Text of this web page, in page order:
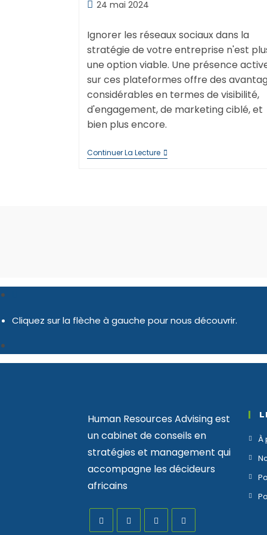
la
Publication
24 mai 2024
Ignorer les réseaux sociaux dans la
stratégie de votre entreprise n'est
une option viable. Une présence
sur ces plateformes offre des
considérables en termes de visibilité,
d'engagement, de marketing ciblé, et
bien plus encore.
Continuer La LecturePourquoi
Votre
Cliquez sur la flèche à gauche pour nous découvrir.
Human Resources Advising est
un cabinet de conseils en
stratégies et management qui
accompagne les décideurs
africains
À